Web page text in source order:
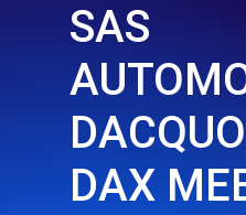
SAS
DAX